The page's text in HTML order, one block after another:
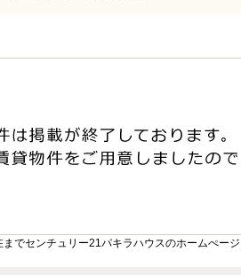
でセンチュリー21パキラハウスのホームぺー